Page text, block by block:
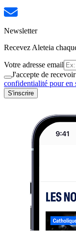
Newsletter
Recevez Aleteia
Votre adresse email
J'accepte de
confidentialité pour en
S'inscrire